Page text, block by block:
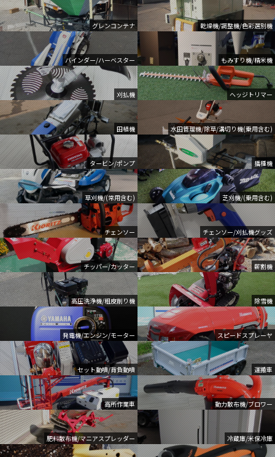
グレンコンテナ 乾燥機/調整機/色彩選別機
バインダー/ハーベスター もみすり機/精米機
刈払機 ヘッジトリマー
田植機 水田管理機/除草/溝切り機(乗用含む)
タービン/ポンプ 播種機
草刈機/(常用含む) 芝刈機/(乗用含む)
チェンソー チェンソー/刈払機グッズ
チッパー/カッター 薪割機
高圧洗浄機/粗皮削り機 除雪機
発電機/エンジン/モーター スピードスプレーヤ
セット動噴/背負動噴 運搬車
高所作業車 動力散布機/ブロワー
肥料散布機/マニアスプレッダー 冷蔵庫/米保冷庫